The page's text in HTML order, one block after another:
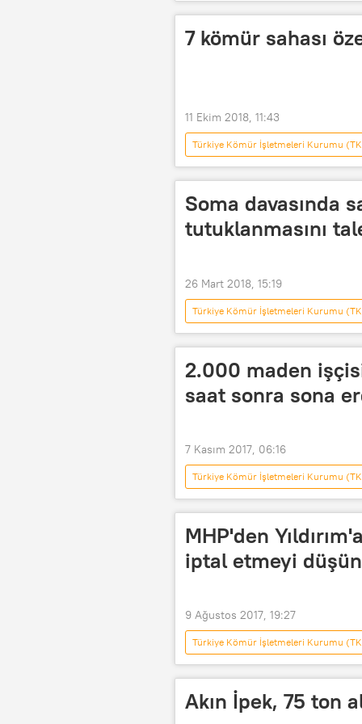
31 Mart yerel seçimleri
7 kömür sahası
11 Ekim 2018, 11:43
Türkiye Kömür İşletmeleri Kurumu
Fatih Dönmez
Türkiye
Soma davasında
tutuklanmasını
26 Mart 2018, 15:19
Türkiye Kömür İşletmeleri Kurumu
Soma
Manisa Alp
2.000 maden
saat sonra sona
7 Kasım 2017, 06:16
Türkiye Kömür İşletmeleri Kurumu
Haberler
POLİTİKA
MHP'den
iptal etmeyi
9 Ağustos 2017, 19:27
Türkiye Kömür İşletmeleri Kurumu
Soma
Manisa
Akın İpek, 75 ton